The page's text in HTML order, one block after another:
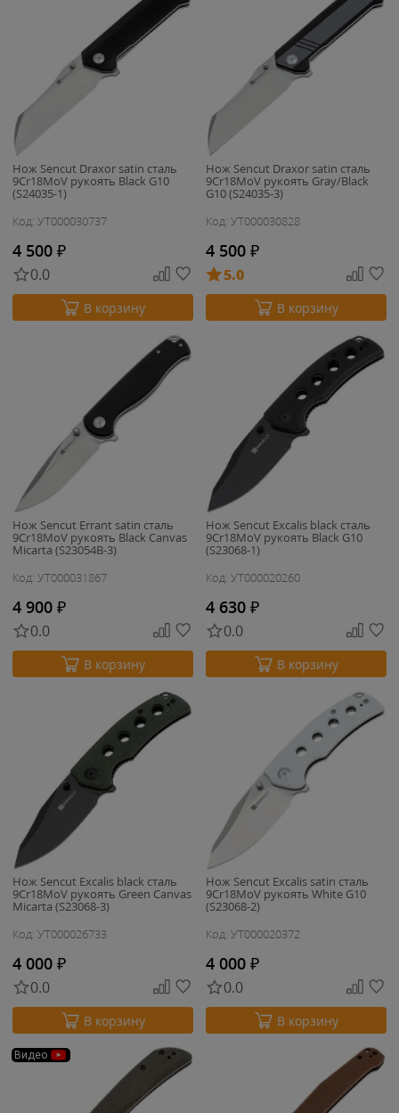
Нож Sencut Draxor satin сталь
9Cr18MoV рукоять Black G10
(S24035-1)
Код: УТ000030737
4 500 ₽
0.0
В корзину
Нож Sencut Draxor satin сталь
9Cr18MoV рукоять Gray/Black
G10 (S24035-3)
Код: УТ000030828
4 500 ₽
5.0
В корзину
Нож Sencut Errant satin сталь
9Cr18MoV рукоять Black Canvas
Micarta (S23054B-3)
Код: УТ000031867
4 900 ₽
0.0
В корзину
Нож Sencut Excalis black сталь
9Cr18MoV рукоять Black G10
(S23068-1)
Код: УТ000020260
4 630 ₽
0.0
В корзину
Нож Sencut Excalis black сталь
9Cr18MoV рукоять Green Canvas
Micarta (S23068-3)
Код: УТ000026733
4 000 ₽
0.0
В корзину
Нож Sencut Excalis satin сталь
9Cr18MoV рукоять White G10
(S23068-2)
Код: УТ000020372
4 000 ₽
0.0
В корзину
Видео